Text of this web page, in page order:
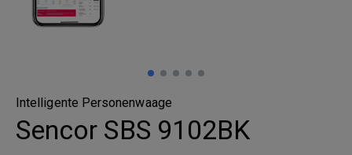
Intelligente Personenwaage
Sencor SBS 9102BK